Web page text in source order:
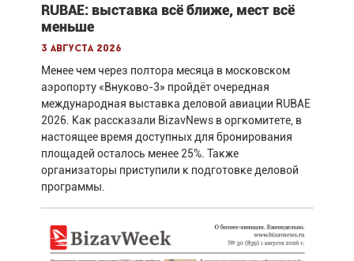
RUBAE: выставка всё ближе, мест всё
меньше
3 августа 2026
Менее чем через полтора месяца в московском
аэропорту «Внуково-3» пройдёт очередная
международная выставка деловой авиации RUBAE
2026. Как рассказали BizavNews в оргкомитете, в
настоящее время доступных для бронирования
площадей осталось менее 25%. Также
организаторы приступили к подготовке деловой
программы.